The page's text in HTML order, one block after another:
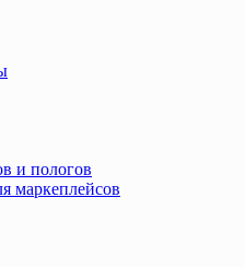
и пологов
маркеплейсов